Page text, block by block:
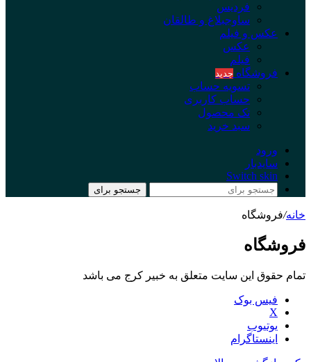
فردیس
ساوجبلاغ و طالقان
عکس و فیلم
عکس
فیلم
فروشگاه جدید
تسویه حساب
حساب کاربری
تک محصول
سبد خرید
ورود
سایدبار
Switch skin
جستجو برای
خانه/فروشگاه
فروشگاه
تمام حقوق این سایت متعلق به خبیر کرج می باشد
فیس بوک
X
یوتیوب
اینستاگرام